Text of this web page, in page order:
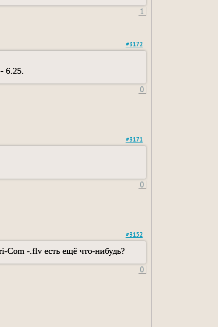
1
#3172
6.25.
0
#3171
0
#3152
Com -.flv есть ещё что-нибудь?
0